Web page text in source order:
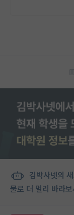
김박사넷의
물로 더 멀리 바라보